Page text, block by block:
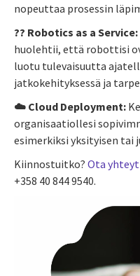
nopeuttaa prosessin
?‍? Robotics as a Service:
huolehtii, että robottisi
luotu tulevaisuutta
jatkokehityksessä ja
☁️ Cloud Deployment:
organisaatiollesi
esimerkiksi yksityisen tai
Kiinnostuitko? Ota
+358 40 844 9540.